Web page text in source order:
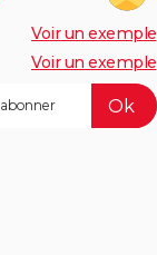
Voir un exemple
Voir un exemple